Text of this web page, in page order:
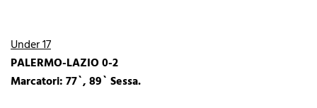
Under 17
PALERMO-LAZIO 0-2
Marcatori: 77`, 89` Sessa.